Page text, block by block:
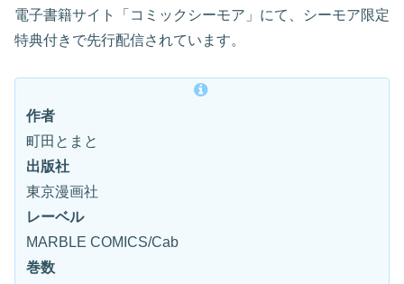
電子書籍サイト「コミックシーモア」にて、シーモア限定
特典付きで先行配信されています。
作者
町田とまと
出版社
東京漫画社
レーベル
MARBLE COMICS/Cab
巻数